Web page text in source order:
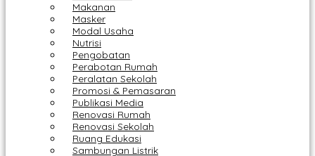
Makanan
Masker
Modal Usaha
Nutrisi
Pengobatan
Perabotan Rumah
Peralatan Sekolah
Promosi & Pemasaran
Publikasi Media
Renovasi Rumah
Renovasi Sekolah
Ruang Edukasi
Sambungan Listrik